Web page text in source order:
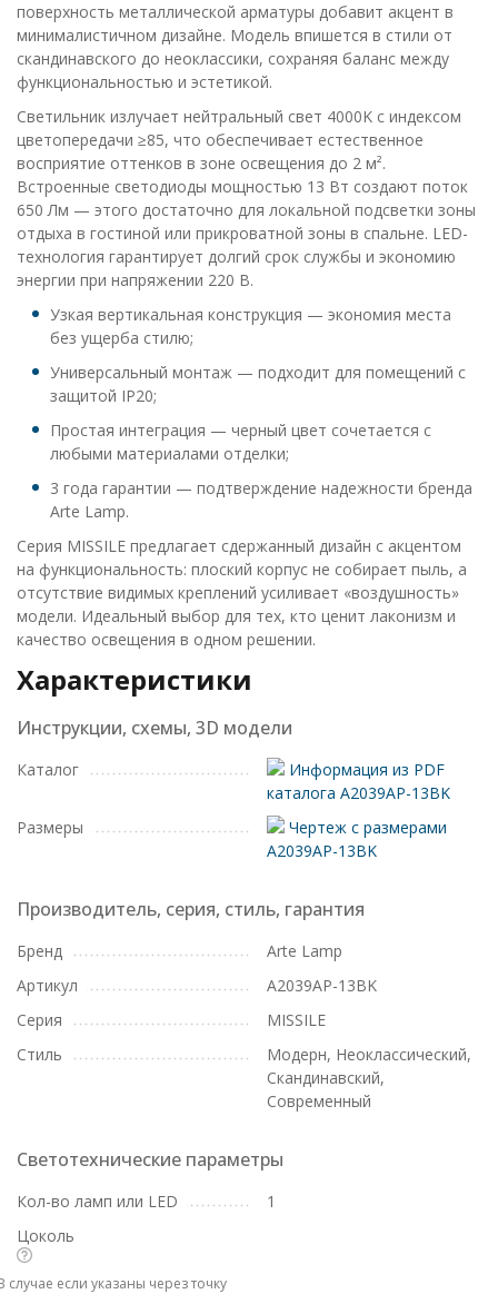
поверхность металлической арматуры добавит акцент в
минималистичном дизайне. Модель впишется в стили от
скандинавского до неоклассики, сохраняя баланс между
функциональностью и эстетикой.
Светильник излучает нейтральный свет 4000K с индексом
цветопередачи ≥85, что обеспечивает естественное
восприятие оттенков в зоне освещения до 2 м².
Встроенные светодиоды мощностью 13 Вт создают поток
650 Лм — этого достаточно для локальной подсветки зоны
отдыха в гостиной или прикроватной зоны в спальне. LED-
технология гарантирует долгий срок службы и экономию
энергии при напряжении 220 В.
Узкая вертикальная конструкция — экономия места
без ущерба стилю;
Универсальный монтаж — подходит для помещений с
защитой IP20;
Простая интеграция — черный цвет сочетается с
любыми материалами отделки;
3 года гарантии — подтверждение надежности бренда
Arte Lamp.
Серия MISSILE предлагает сдержанный дизайн с акцентом
на функциональность: плоский корпус не собирает пыль, а
отсутствие видимых креплений усиливает «воздушность»
модели. Идеальный выбор для тех, кто ценит лаконизм и
качество освещения в одном решении.
Характеристики
Инструкции, схемы, 3D модели
Каталог
Информация из PDF
каталога A2039AP-13BK
Размеры
Чертеж с размерами
A2039AP-13BK
Производитель, серия, стиль, гарантия
Бренд
Arte Lamp
Артикул
A2039AP-13BK
Серия
MISSILE
Стиль
Модерн, Неоклассический,
Скандинавский,
Современный
Светотехнические параметры
Кол-во ламп или LED
1
Цоколь
случае если указаны через точку